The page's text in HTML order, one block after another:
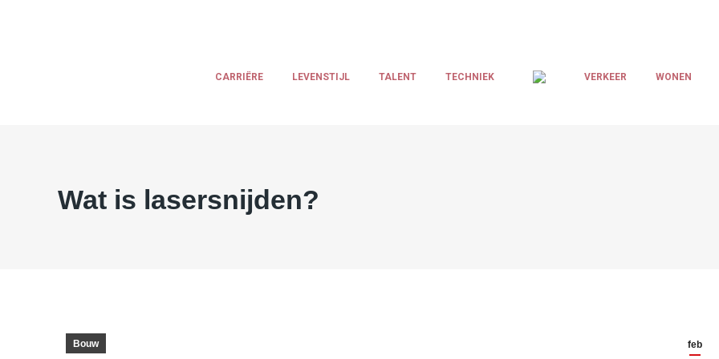
CARRIËRE LEVENSTIJL TALENT TECHNIEK VERKEER WONEN
Wat is lasersnijden?
feb
Bouw